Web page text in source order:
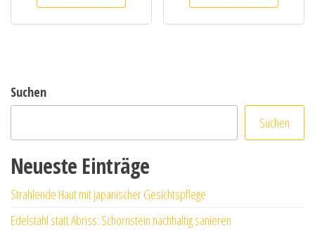
Suchen
Suchen
Neueste Einträge
Strahlende Haut mit japanischer Gesichtspflege
Edelstahl statt Abriss: Schornstein nachhaltig sanieren